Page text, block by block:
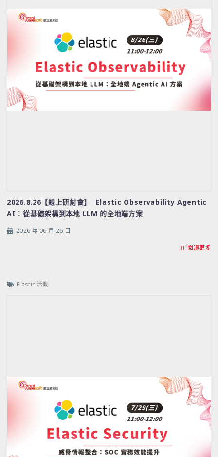
2026.8.26【線上研討會】 Elastic Observability Agentic
AI：從基礎架構到本地 LLM 的全地端方案
2026 年 06 月 26 日
閱讀更多
Elastic 活動